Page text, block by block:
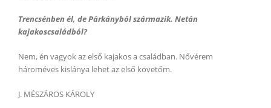
Trencsénben él, de Párkányból származik. Netán
kajakoscsaládból?
Nem, én vagyok az első kajakos a családban. Nővérem
hároméves kislánya lehet az első követőm.
J. MÉSZÁROS KÁROLY